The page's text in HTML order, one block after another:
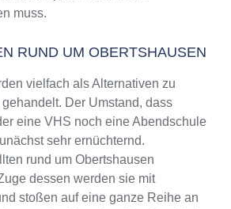
muss.
RUND UM OBERTSHAUSEN
vielfach als Alternativen zu
Der Umstand, dass
eine VHS noch eine Abendschule
sehr ernüchternd.
rund um Obertshausen
dessen werden sie mit
stoßen auf eine ganze Reihe an